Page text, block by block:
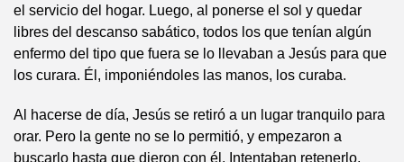
el servicio del hogar. Luego, al ponerse el sol y quedar
libres del descanso sabático, todos los que tenían algún
enfermo del tipo que fuera se lo llevaban a Jesús para que
los curara. Él, imponiéndoles las manos, los curaba.
Al hacerse de día, Jesús se retiró a un lugar tranquilo para
orar. Pero la gente no se lo permitió, y empezaron a
buscarlo hasta que dieron con él. Intentaban retenerlo,